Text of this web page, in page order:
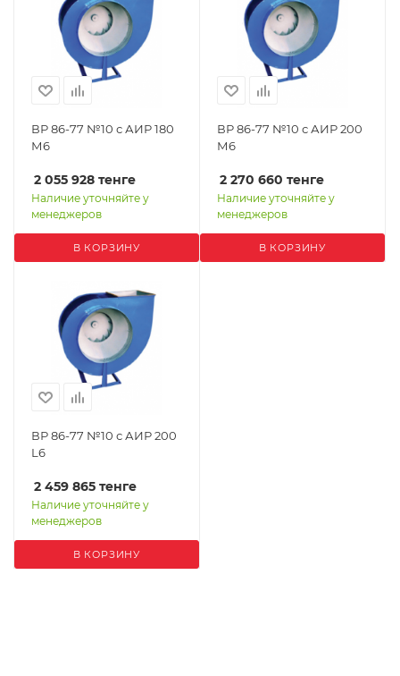
ВР 86-77 №10 с АИР 180
М6
2 055 928 тенге
Наличие уточняйте у
менеджеров
В КОРЗИНУ
ВР 86-77 №10 с АИР 200
М6
2 270 660 тенге
Наличие уточняйте у
менеджеров
В КОРЗИНУ
ВР 86-77 №10 с АИР 200
L6
2 459 865 тенге
Наличие уточняйте у
менеджеров
В КОРЗИНУ